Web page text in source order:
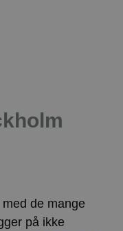
de mange
på ikke